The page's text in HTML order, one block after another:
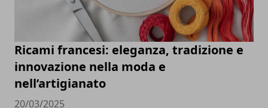
Ricami francesi: eleganza, tradizione e
innovazione nella moda e
nell’artigianato
20/03/2025